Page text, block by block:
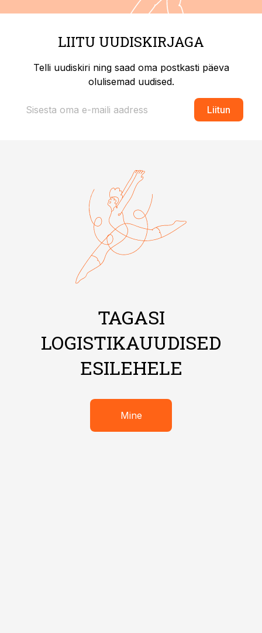
LIITU UUDISKIRJAGA
Telli uudiskiri ning saad oma postkasti päeva
olulisemad uudised.
Liitun
TAGASI
LOGISTIKAUUDISED
ESILEHELE
Mine